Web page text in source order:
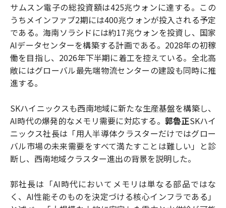
サムスン電子の総投資額は425兆ウォンに達する。この
うちメインファブ2期には400兆ウォンが投入される予定
である。海南ソラシドには約17兆ウォンを投資し、国家
AIデータセンターを構築する計画である。2028年の初稼
働を目指し、2026年下半期に着工を控えている。全北高
敞にはグローバル最先端物流センターの建設も同時に推
進する。
SKハイニックスも西南地域に新たな生産基盤を構築し、
AI時代の爆発的なメモリ需要に対応する。 郭魯正SKハイ
ニックス社長は「用人半導体クラスターだけではグロー
バル市場の未来需要をすべて満たすことは難しい」と診
断し、西南地域クラスター進出の背景を説明した。
郭社長は「AI時代においてメモリは単なる部品ではな
く、AI性能そのものを決定づける核心インフラである」